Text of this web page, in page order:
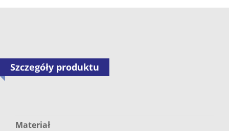
Szczegóły produktu
Materiał